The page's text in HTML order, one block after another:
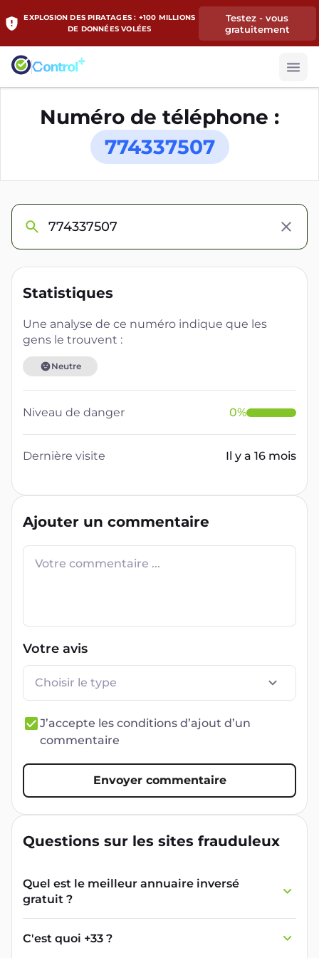
EXPLOSION DES PIRATAGES : +100 MILLIONS
DE DONNÉES VOLÉES
Testez - vous
gratuitement
Numéro de téléphone :
774337507
Statistiques
Une analyse de ce numéro indique que les
gens le trouvent :
Neutre
Niveau de danger 0%
Dernière visite Il y a 16 mois
Ajouter un commentaire
Votre avis
Choisir le type
J’accepte les conditions d’ajout d’un
commentaire
Envoyer commentaire
Questions sur les sites frauduleux
Quel est le meilleur annuaire inversé
gratuit ?
France Verif inclut une fonctionnalité de
recherche de numéro inversée qui est efficace
et gratuite pour identifier les appelants
C'est quoi +33 ?
L'indicatif +33 est le code téléphonique